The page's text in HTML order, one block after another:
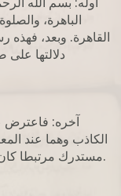
الباهرة،
القاهرة. وبعد،
دلالتها
آخره: فاعترض
الكاذب وهما عند
مستدرك مرتبطا كان بما ذكرنا أو بما ذكره المعترض كما لايخفى.